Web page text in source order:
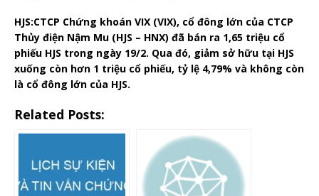
HJS:CTCP Chứng khoán VIX (VIX), cổ đông lớn của CTCP
Thủy điện Nậm Mu (HJS – HNX) đã bán ra 1,65 triệu cổ
phiếu HJS trong ngày 19/2. Qua đó, giảm sở hữu tại HJS
xuống còn hơn 1 triệu cổ phiếu, tỷ lệ 4,79% và không còn
là cổ đông lớn của HJS.
Related Posts: